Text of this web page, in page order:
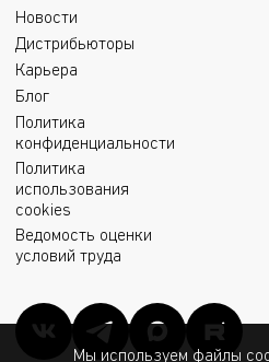
Новости
Дистрибьюторы
Карьера
Блог
Политика
конфиденциальности
Политика
использования
cookies
Ведомость оценки
условий труда
Мы используем файлы